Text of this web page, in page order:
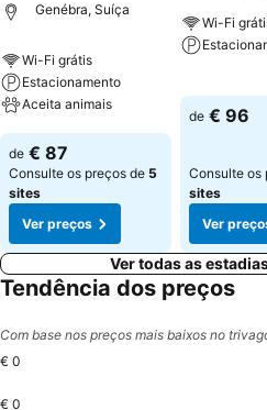
Genébra, Suíça
Wi-Fi grátis
Estacionamento
Aceita animais
Ver preços
de € 87
Consulte os preços de 5
sites
Ver preços
Wi-Fi
de € 96
Consulte os
sites
Ver
Ver todas as
Tendência dos preços
Com base nos preços mais baixos no
€ 0
€ 0